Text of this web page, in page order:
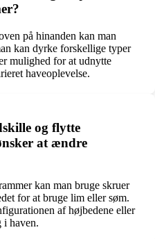
på hinanden kan man
kan dyrke forskellige typer
mulighed for at udnytte
haveoplevelse.
og flytte
at ændre
kan man bruge skruer
for at bruge lim eller søm.
af højbedene eller
i haven.